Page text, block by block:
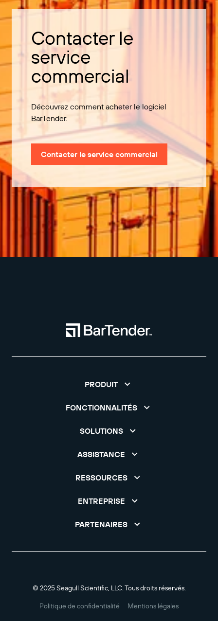
Contacter le
service
commercial
Découvrez comment acheter le logiciel
BarTender.
Contacter le service commercial
PRODUIT
FONCTIONNALITÉS
SOLUTIONS
ASSISTANCE
RESSOURCES
ENTREPRISE
PARTENAIRES
© 2025 Seagull Scientific, LLC. Tous droits réservés.
Politique de confidentialité Mentions légales